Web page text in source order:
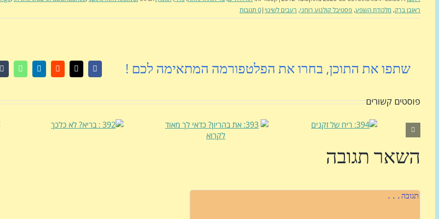
ראובן ברק, מלכודת השפע, פסטיבל קולנוע רוחני, רעבים לשינוי |0 תגובות
שתפו את התוכן, בחרו את הפלטפורמה המתאימה לכם ! Facebook
X
Reddit
LinkedIn
פוסטים קשורים
השאר תגובה
הערה